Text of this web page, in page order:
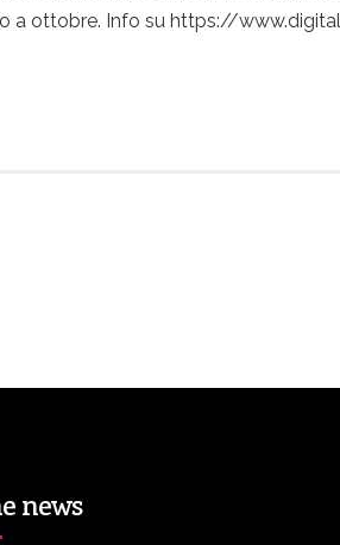
a ottobre. Info su https://
news